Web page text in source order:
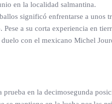
en la localidad salmantina.
significó enfrentarse a unos
a su corta experiencia en
con el mexicano Michel
en la decimosegunda